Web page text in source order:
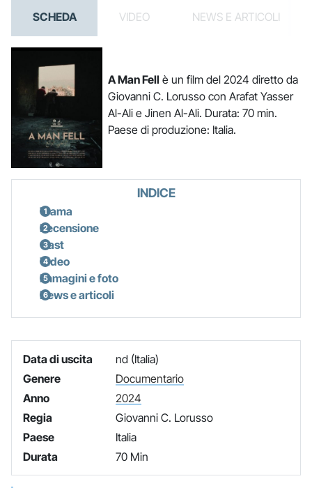
SCHEDA VIDEO NEWS E ARTICOLI
A Man Fellè un film del 2024 diretto da
Giovanni C. Lorusso con Arafat Yasser
Al-Ali e Jinen Al-Ali. Durata: 70 min.
Paese di produzione: Italia.
INDICE
Trama
Recensione
Cast
Video
Immagini e foto
News e articoli
Data di uscita
nd (Italia)
Genere
Documentario
Anno
2024
Regia
Giovanni C. Lorusso
Paese
Italia
Durata
70 Min